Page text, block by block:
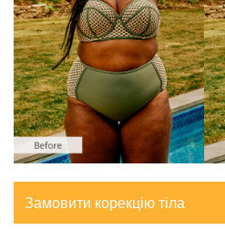
Замовити корекцію тіла